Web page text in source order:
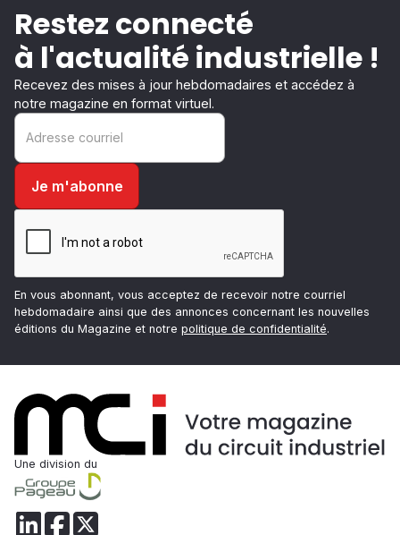
Restez connecté
à l'actualité industrielle !
Recevez des mises à jour hebdomadaires et accédez à
notre magazine en format virtuel.
En vous abonnant, vous acceptez de recevoir notre courriel
hebdomadaire ainsi que des annonces concernant les nouvelles
éditions du Magazine et notre politique de confidentialité.
Une division du